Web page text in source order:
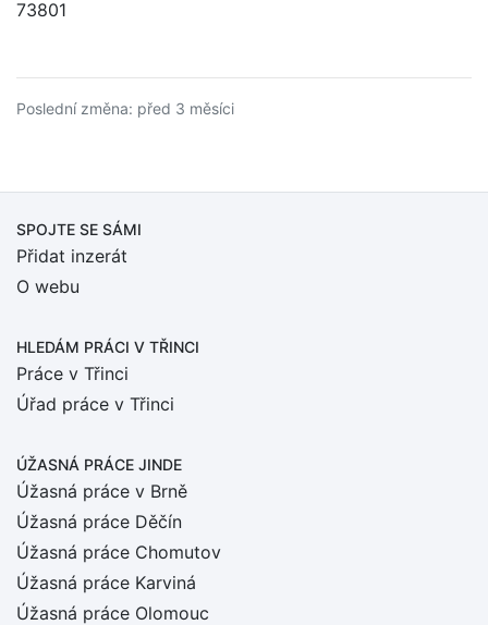
73801
Poslední změna: před 3 měsíci
SPOJTE SE SÁMI
Přidat inzerát
O webu
HLEDÁM PRÁCI V TŘINCI
Práce v Třinci
Úřad práce v Třinci
ÚŽASNÁ PRÁCE JINDE
Úžasná práce v Brně
Úžasná práce Děčín
Úžasná práce Chomutov
Úžasná práce Karviná
Úžasná práce Olomouc